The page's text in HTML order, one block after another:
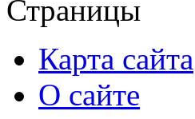
Страницы
Карта сайта
О сайте